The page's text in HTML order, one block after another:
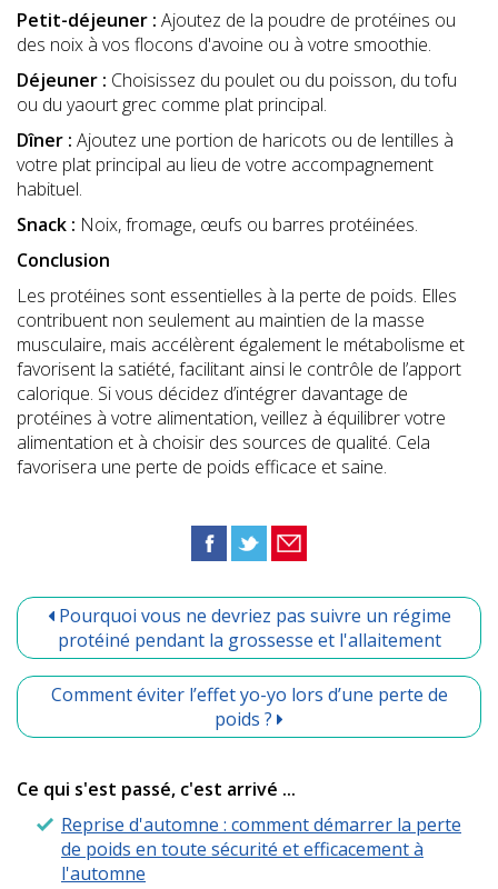
Petit-déjeuner : Ajoutez de la poudre de protéines ou
des noix à vos flocons d'avoine ou à votre smoothie.
Déjeuner : Choisissez du poulet ou du poisson, du tofu
ou du yaourt grec comme plat principal.
Dîner : Ajoutez une portion de haricots ou de lentilles à
votre plat principal au lieu de votre accompagnement
habituel.
Snack : Noix, fromage, œufs ou barres protéinées.
Conclusion
Les protéines sont essentielles à la perte de poids. Elles
contribuent non seulement au maintien de la masse
musculaire, mais accélèrent également le métabolisme et
favorisent la satiété, facilitant ainsi le contrôle de l’apport
calorique. Si vous décidez d’intégrer davantage de
protéines à votre alimentation, veillez à équilibrer votre
alimentation et à choisir des sources de qualité. Cela
favorisera une perte de poids efficace et saine.
Pourquoi vous ne devriez pas suivre un régime
protéiné pendant la grossesse et l'allaitement
Comment éviter l’effet yo-yo lors d’une perte de
poids ?
Ce qui s'est passé, c'est arrivé ...
Reprise d'automne : comment démarrer la perte
de poids en toute sécurité et efficacement à
l'automne